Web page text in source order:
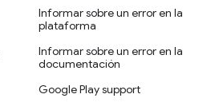
Informar sobre un error en la
plataforma
Informar sobre un error en la
documentación
Google Play support